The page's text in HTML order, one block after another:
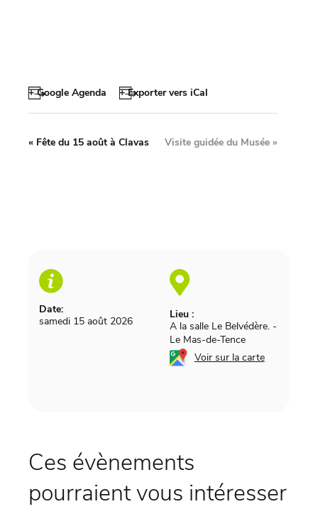
+ Google Agenda + Exporter vers iCal
Date:
samedi 15 août 2026
Lieu :
A la salle Le Belvédère. -
Le Mas-de-Tence
Voir sur la carte
« Fête du 15 août à Clavas Visite guidée du Musée »
Ces évènements
pourraient vous intéresser